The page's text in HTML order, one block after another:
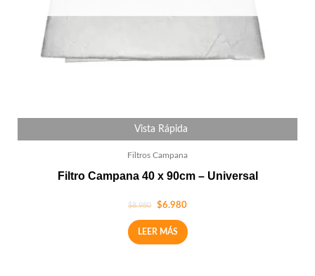
Vista Rápida
Filtros Campana
Filtro Campana 40 x 90cm – Universal
$8.980 $6.980
LEER MÁS